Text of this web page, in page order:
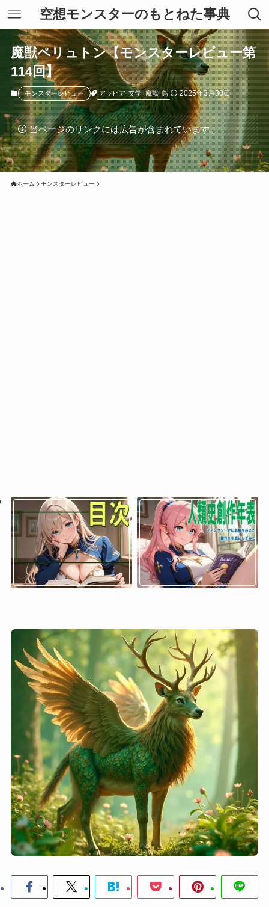
空想モンスターのもとねた事典
魔獣ペリュトン【モンスターレビュー第
114回】
モンスターレビュー アラビア 文学 魔獣 鳥 2025年3月30日
当ページのリンクには広告が含まれています。
ホーム モンスターレビュー